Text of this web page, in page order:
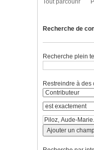
Tout parcourir
Recherche de
Recherche plein
Restreindre à
Ajouter un